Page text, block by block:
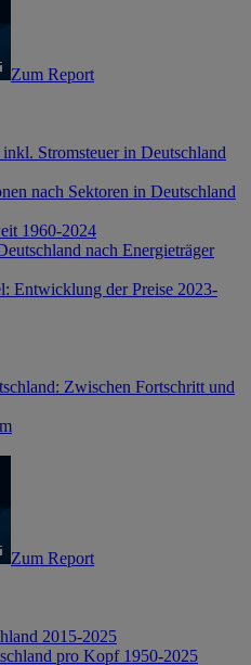
Zum Report
Stromsteuer in Deutschland
nach Sektoren in Deutschland
1960-2024
nach Energieträger
Entwicklung der Preise 2023-
Zwischen Fortschritt und
Zum Report
2015-2025
pro Kopf 1950-2025